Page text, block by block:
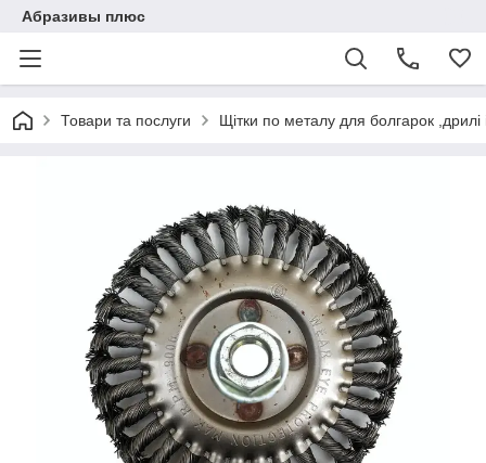
Абразивы плюс
Товари та послуги Щітки по металу для болгарок ,дрилі